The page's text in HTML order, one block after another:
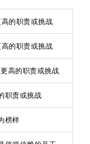
的职责或挑战
的职责或挑战
高的职责或挑战
职责或挑战
榜样